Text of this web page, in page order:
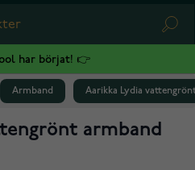
har börjat! 👉
Armband Aarikka Lydia
armband